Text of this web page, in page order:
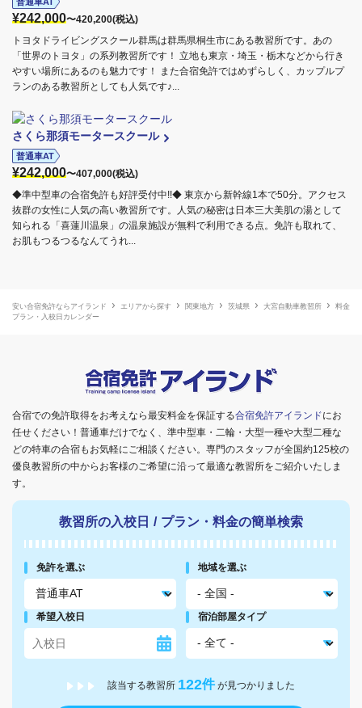
¥242,000〜420,200(税込)
トヨタドライビングスクール群馬は群馬県桐生市にある教習所です。あの
「世界のトヨタ」の系列教習所です！ 立地も東京・埼玉・栃木などから行き
やすい場所にあるのも魅力です！ また合宿免許ではめずらしく、カップルプ
ランのある教習所としても人気です♪...
さくら那須モータースクール
普通車AT
¥242,000〜407,000(税込)
◆準中型車の合宿免許も好評受付中!!◆ 東京から新幹線1本で50分。アクセス
抜群の女性に人気の高い教習所です。人気の秘密は日本三大美肌の湯として
知られる「喜蓮川温泉」の温泉施設が無料で利用できる点。免許も取れて、
お肌もつるつるなんてうれ...
安い合宿免許ならアイランド エリアから探す 関東地方 茨城県 大宮自動車教習所
料金
プラン・入校日カレンダー
合宿での免許取得をお考えなら最安料金を保証する合宿免許アイランドにお
任せください！普通車だけでなく、準中型車・二輪・大型一種や大型二種な
どの特車の合宿もお気軽にご相談ください。専門のスタッフが全国約125校の
優良教習所の中からお客様のご希望に沿って最適な教習所をご紹介いたしま
す。
教習所の入校日 / プラン・料金の簡単検索
免許を選ぶ 地域を選ぶ
希望入校日 宿泊部屋タイプ
該当する教習所 122件 が見つかりました